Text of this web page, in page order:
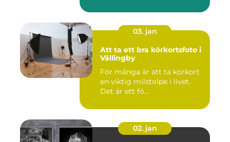
03. jan
Att ta ett bra körkortsfoto i
Vällingby
För många är att ta körkort
en viktig milstolpe i livet.
Det är ett fö...
02. jan